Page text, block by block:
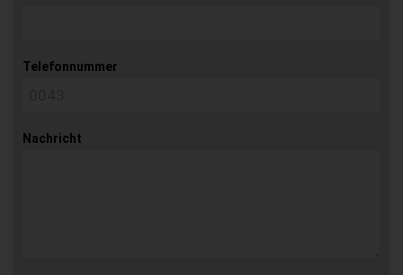
Telefonnummer
Nachricht